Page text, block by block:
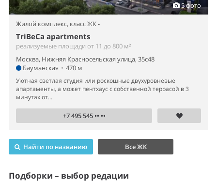
5 фото
Жилой комплекс, класс ЖК -
TriBeCa apartments
реализуемые площади от 11 до 800 м²
Москва, Нижняя Красносельская улица, 35с48
Бауманская • 470 м
Уютная светлая студия или роскошные двухуровневые
апартаменты, а может пентхаус с собственной террасой в 3
минутах от...
+7 495 545 •• ••
Найти по названию Все ЖК
Подборки – выбор редации